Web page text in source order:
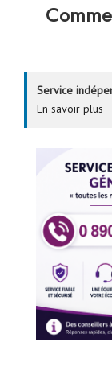
Service
En savoir plus